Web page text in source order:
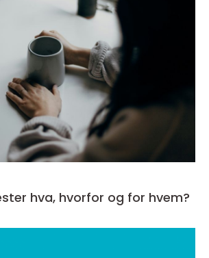
Psykologtjenester hva, hvorfor og for hvem?